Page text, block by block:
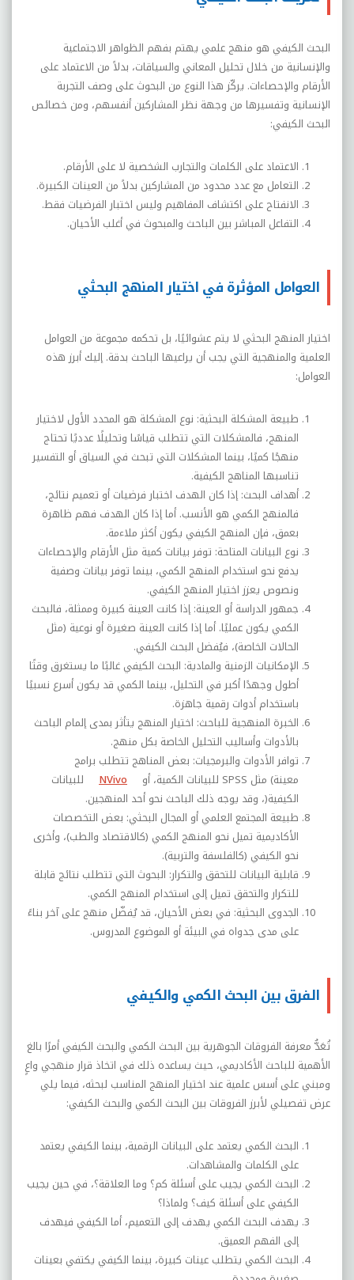
البحث الكيفي هو منهج علمي يهتم بفهم الظواهر الاجتماعية
والإنسانية من خلال تحليل المعاني والسياقات، بدلاً من الاعتماد على
الأرقام والإحصاءات. يركّز هذا النوع من البحوث على وصف التجربة
الإنسانية وتفسيرها من وجهة نظر المشاركين أنفسهم، ومن خصائص
البحث الكيفي:
الاعتماد على الكلمات والتجارب الشخصية لا على الأرقام.
التعامل مع عدد محدود من المشاركين بدلاً من العينات الكبيرة.
الانفتاح على اكتشاف المفاهيم وليس اختبار الفرضيات فقط.
التفاعل المباشر بين الباحث والمبحوث في أغلب الأحيان.
العوامل المؤثرة في اختيار المنهج البحثي
اختيار المنهج البحثي لا يتم عشوائيًا، بل تحكمه مجموعة من العوامل
العلمية والمنهجية التي يجب أن يراعيها الباحث بدقة. إليك أبرز هذه
العوامل:
طبيعة المشكلة البحثية: نوع المشكلة هو المحدد الأول لاختيار
المنهج، فالمشكلات التي تتطلب قياسًا وتحليلًا عدديًا تحتاج
منهجًا كميًا، بينما المشكلات التي تبحث في السياق أو التفسير
تناسبها المناهج الكيفية.
أهداف البحث: إذا كان الهدف اختبار فرضيات أو تعميم نتائج،
فالمنهج الكمي هو الأنسب. أما إذا كان الهدف فهم ظاهرة
بعمق، فإن المنهج الكيفي يكون أكثر ملاءمة.
نوع البيانات المتاحة: توفر بيانات كمية مثل الأرقام والإحصاءات
يدفع نحو استخدام المنهج الكمي، بينما توفر بيانات وصفية
ونصوص يعزز اختيار المنهج الكيفي.
جمهور الدراسة أو العينة: إذا كانت العينة كبيرة وممثلة، فالبحث
الكمي يكون عمليًا. أما إذا كانت العينة صغيرة أو نوعية (مثل
الحالات الخاصة)، فيُفضل البحث الكيفي.
الإمكانيات الزمنية والمادية: البحث الكيفي غالبًا ما يستغرق وقتًا
أطول وجهدًا أكبر في التحليل، بينما الكمي قد يكون أسرع نسبيًا
باستخدام أدوات رقمية جاهزة.
الخبرة المنهجية للباحث: اختيار المنهج يتأثر بمدى إلمام الباحث
بالأدوات وأساليب التحليل الخاصة بكل منهج.
توافر الأدوات والبرمجيات: بعض المناهج تتطلب برامج
معينة( مثل SPSS للبيانات الكمية، أو NVivo
للبيانات
الكيفية)، وقد يوجه ذلك الباحث نحو أحد المنهجين.
طبيعة المجتمع العلمي أو المجال البحثي: بعض التخصصات
الأكاديمية تميل نحو المنهج الكمي (كالاقتصاد والطب)، وأخرى
نحو الكيفي (كالفلسفة والتربية).
قابلية البيانات للتحقق والتكرار: البحوث التي تتطلب نتائج قابلة
للتكرار والتحقق تميل إلى استخدام المنهج الكمي.
الجدوى البحثية: في بعض الأحيان، قد يُفضّل منهج على آخر بناءً
على مدى جدواه في البيئة أو الموضوع المدروس.
الفرق بين البحث الكمي والكيفي
تُعَدُّ معرفة الفروقات الجوهرية بين البحث الكمي والبحث الكيفي أمرًا بالغ
الأهمية للباحث الأكاديمي، حيث يساعده ذلك في اتخاذ قرار منهجي واعٍ
ومبني على أسس علمية عند اختيار المنهج المناسب لبحثه، فيما يلي
عرض تفصيلي لأبرز الفروقات بين البحث الكمي والبحث الكيفي:
البحث الكمي يعتمد على البيانات الرقمية، بينما الكيفي يعتمد
على الكلمات والمشاهدات.
البحث الكمي يجيب على أسئلة كم؟ وما العلاقة؟، في حين يجيب
الكيفي على أسئلة كيف؟ ولماذا؟
يهدف البحث الكمي يهدف إلى التعميم، أما الكيفي فيهدف
إلى الفهم العميق.
البحث الكمي يتطلب عينات كبيرة، بينما الكيفي يكتفي بعينات